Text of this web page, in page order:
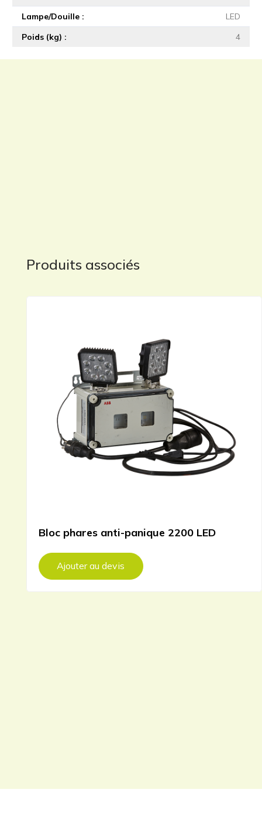
Lampe/Douille
LED
Poids (kg)
4
Produits associés
Bloc phares anti-panique 2200 LED
Ajouter au devis